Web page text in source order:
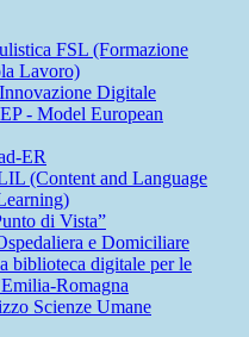
FSL (Formazione
Lavoro)
Digitale
- Model European
ER
(Content and Language
di Vista”
e Domiciliare
biblioteca digitale per le
Romagna
Scienze Umane